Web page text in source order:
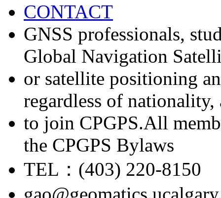
CONTACT
GNSS professionals,
Global Navigation
or satellite positioning
regardless of nationality,
to join CPGPS.All
the CPGPS Bylaws
TEL：(403) 220-8150